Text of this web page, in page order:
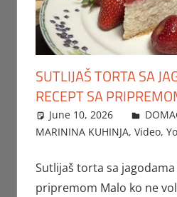
SUTLIJAŠ TORTA SA
RECEPT SA
June 10, 2026
MARININA KUHINJA, Video,
Sutlijaš torta sa jagodama
pripremom Malo ko ne